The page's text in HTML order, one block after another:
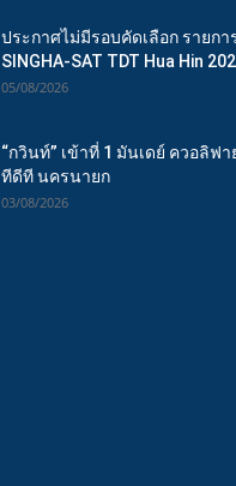
ประกาศไม่มีรอบคัดเลือก รายกา
SINGHA-SAT TDT Hua Hin
05/08/2026
“กวินท์” เข้าที่ 1 มันเดย์ ควอลิฟา
ทีดีที นครนายก
03/08/2026